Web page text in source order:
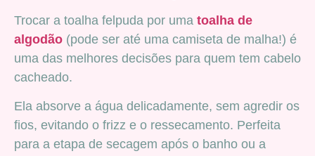
Trocar a toalha felpuda por uma toalha de
algodão (pode ser até uma camiseta de malha!) é
uma das melhores decisões para quem tem cabelo
cacheado.
Ela absorve a água delicadamente, sem agredir os
fios, evitando o frizz e o ressecamento. Perfeita
para a etapa de secagem após o banho ou a